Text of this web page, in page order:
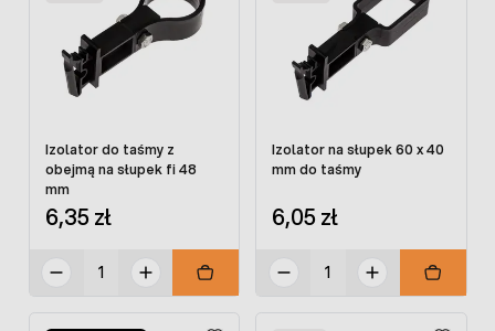
Izolator do taśmy z
obejmą na słupek fi 48
mm
6,35 zł
Izolator na słupek 60 x 40
mm do taśmy
6,05 zł